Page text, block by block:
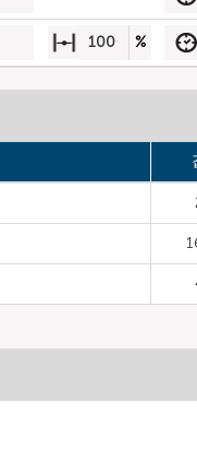
100 %